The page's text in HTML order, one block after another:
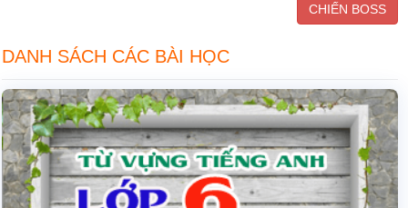
CHIẾN BOSS
DANH SÁCH CÁC BÀI HỌC